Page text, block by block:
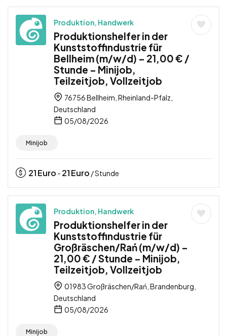
Produktion, Handwerk
Produktionshelfer in der
Kunststoffindustrie für
Bellheim (m/w/d) – 21,00 € /
Stunde – Minijob,
Teilzeitjob, Vollzeitjob
76756 Bellheim, Rheinland-Pfalz,
Deutschland
05/08/2026
Minijob
21Euro - 21Euro / Stunde
Produktion, Handwerk
Produktionshelfer in der
Kunststoffindustrie für
Großräschen/Rań (m/w/d) –
21,00 € / Stunde – Minijob,
Teilzeitjob, Vollzeitjob
01983 Großräschen/Rań, Brandenburg,
Deutschland
05/08/2026
Minijob